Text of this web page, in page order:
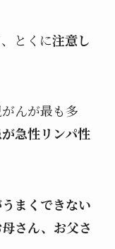
とくに注意し
んが最も多
急性リンパ性
まくできない
さん、お父さ